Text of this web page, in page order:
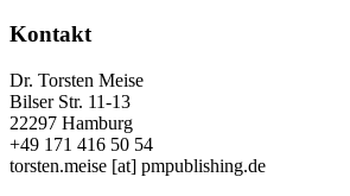
Kontakt
Dr. Torsten Meise
Bilser Str. 11-13
22297 Hamburg
+49 171 416 50 54
torsten.meise [at] pmpublishing.de